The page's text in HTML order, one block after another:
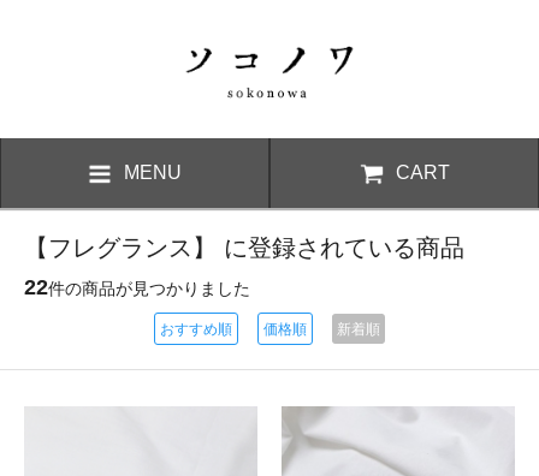
MENU CART
【フレグランス】 に登録されている商品
22件の商品が見つかりました
おすすめ順 価格順 新着順